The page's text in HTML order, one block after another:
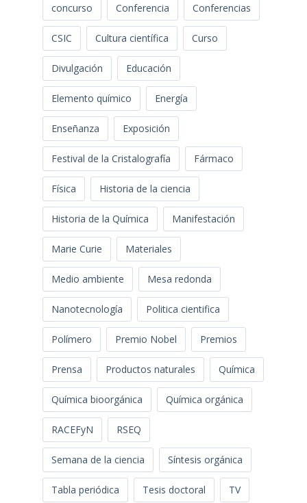
concurso Conferencia Conferencias
CSIC Cultura científica Curso
Divulgación Educación
Elemento químico Energía
Enseñanza Exposición
Festival de la Cristalografía Fármaco
Física Historia de la ciencia
Historia de la Química Manifestación
Marie Curie Materiales
Medio ambiente Mesa redonda
Nanotecnología Politica cientifica
Polímero Premio Nobel Premios
Prensa Productos naturales Química
Química bioorgánica Química orgánica
RACEFyN RSEQ
Semana de la ciencia Síntesis orgánica
Tabla periódica Tesis doctoral TV